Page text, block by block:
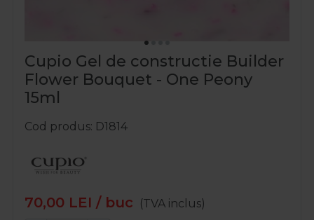
Cupio Gel de constructie Builder
Flower Bouquet - One Peony
15ml
Cod produs D1814
70,00 LEI / buc (TVA inclus)